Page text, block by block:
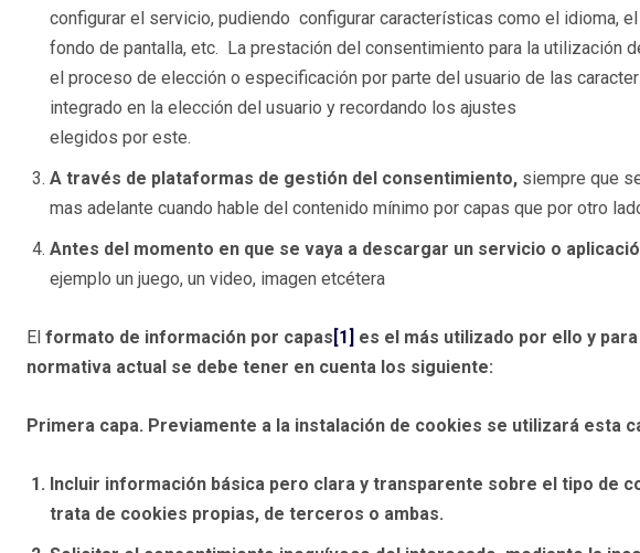
configurar el servicio, pudiendo configurar características como el idioma,
fondo de pantalla, etc. La prestación del consentimiento para la utilización
el proceso de elección o especificación por parte del usuario de las
integrado en la elección del usuario y recordando los ajustes
elegidos por este.
A través de plataformas de gestión del consentimiento, siempre que
mas adelante cuando hable del contenido mínimo por capas que por otro
Antes del momento en que se vaya a descargar un servicio o
ejemplo un juego, un video, imagen etcétera
El formato de información por capas [1] es el más utilizado por ello y
normativa actual se debe tener en cuenta los siguiente:
Primera capa. Previamente a la instalación de cookies se utilizará esta
Incluir información básica pero clara y transparente sobre el tipo de
trata de cookies propias, de terceros o ambas.